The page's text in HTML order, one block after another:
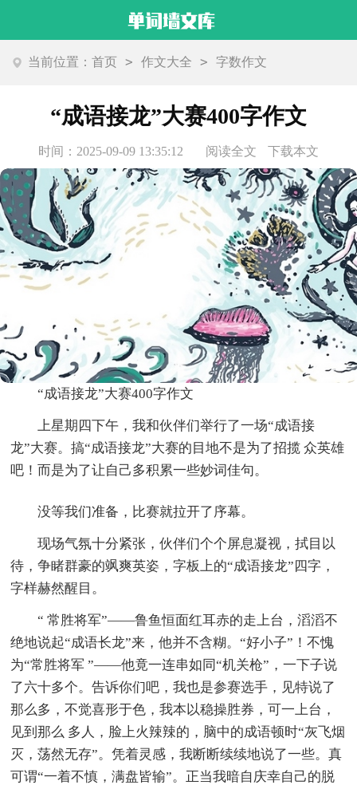
当前位置：首页 > 作文大全 > 字数作文
“成语接龙”大赛400字作文
时间：2025-09-09 13:35:12 阅读全文 下载本文
“成语接龙”大赛400字作文
上星期四下午，我和伙伴们举行了一场“成语接
龙”大赛。搞“成语接龙”大赛的目地不是为了招揽 众英雄
吧！而是为了让自己多积累一些妙词佳句。
没等我们准备，比赛就拉开了序幕。
现场气氛十分紧张，伙伴们个个屏息凝视，拭目以
待，争睹群豪的飒爽英姿，字板上的“成语接龙”四字，
字样赫然醒目。
“ 常胜将军”——鲁鱼恒面红耳赤的走上台，滔滔不
绝地说起“成语长龙”来，他并不含糊。“好小子”！不愧
为“常胜将军 ”——他竟一连串如同“机关枪”，一下子说
了六十多个。告诉你们吧，我也是参赛选手，见特说了
那么多，不觉喜形于色，我本以稳操胜券，可一上台，
见到那么 多人，脸上火辣辣的，脑中的成语顿时“灰飞烟
灭，荡然无存”。凭着灵感，我断断续续地说了一些。真
可谓“一着不慎，满盘皆输”。正当我暗自庆幸自己的脱